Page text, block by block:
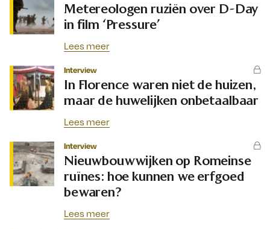
Metereologen ruziën over D-Day
in film ‘Pressure’
Lees meer
Interview
In Florence waren niet de huizen,
maar de huwelijken onbetaalbaar
Lees meer
Interview
Nieuwbouwwijken op Romeinse
ruïnes: hoe kunnen we erfgoed
bewaren?
Lees meer